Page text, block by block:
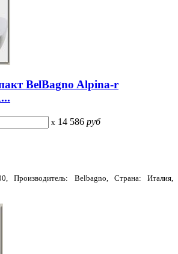
BelBagno Alpina-r
x 14 586 руб
Производитель: Belbagno, Страна: Италия,